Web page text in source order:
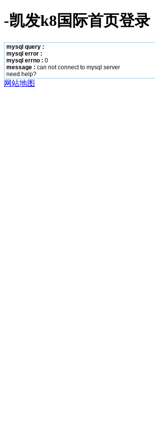
-凯发k8国际首页登录
mysql query :
mysql error :
mysql errno : 0
message : can not connect to mysql server
need help?
网站地图